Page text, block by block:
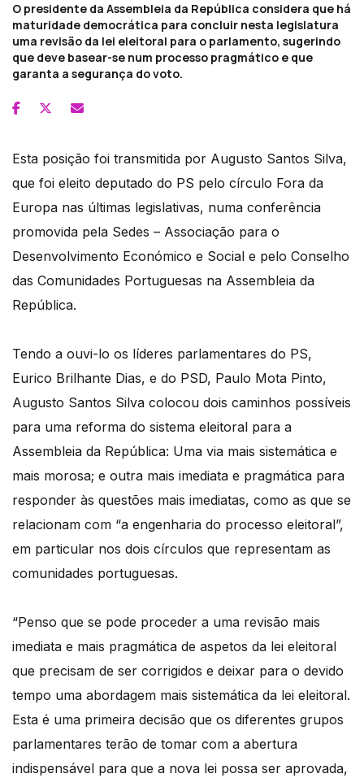
O presidente da Assembleia da República considera que há
maturidade democrática para concluir nesta legislatura
uma revisão da lei eleitoral para o parlamento, sugerindo
que deve basear-se num processo pragmático e que
garanta a segurança do voto.
Esta posição foi transmitida por Augusto Santos Silva,
que foi eleito deputado do PS pelo círculo Fora da
Europa nas últimas legislativas, numa conferência
promovida pela Sedes – Associação para o
Desenvolvimento Económico e Social e pelo Conselho
das Comunidades Portuguesas na Assembleia da
República.
Tendo a ouvi-lo os líderes parlamentares do PS,
Eurico Brilhante Dias, e do PSD, Paulo Mota Pinto,
Augusto Santos Silva colocou dois caminhos possíveis
para uma reforma do sistema eleitoral para a
Assembleia da República: Uma via mais sistemática e
mais morosa; e outra mais imediata e pragmática para
responder às questões mais imediatas, como as que se
relacionam com “a engenharia do processo eleitoral”,
em particular nos dois círculos que representam as
comunidades portuguesas.
“Penso que se pode proceder a uma revisão mais
imediata e mais pragmática de aspetos da lei eleitoral
que precisam de ser corrigidos e deixar para o devido
tempo uma abordagem mais sistemática da lei eleitoral.
Esta é uma primeira decisão que os diferentes grupos
parlamentares terão de tomar com a abertura
indispensável para que a nova lei possa ser aprovada,